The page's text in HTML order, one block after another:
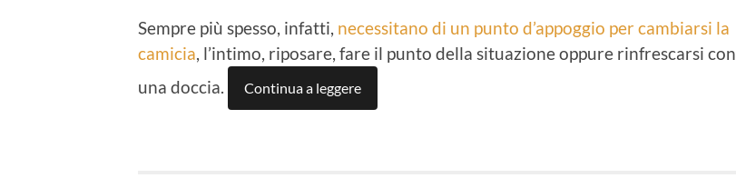
Sempre più spesso, infatti, necessitano di un punto d’appoggio per cambiarsi la
camicia, l’intimo, riposare, fare il punto della situazione oppure rinfrescarsi con
una doccia.
Continua a leggere